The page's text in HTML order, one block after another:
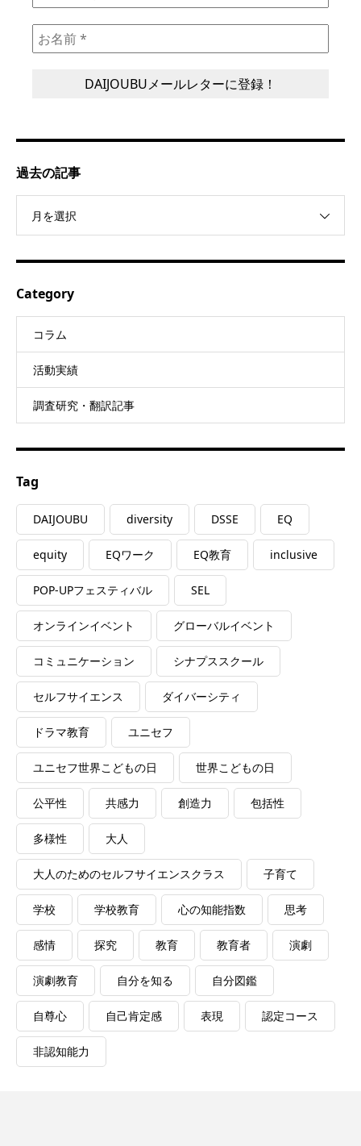
過去の記事
月を選択
Category
コラム
活動実績
調査研究・翻訳記事
Tag
DAIJOUBU diversity DSSE EQ
equity EQワーク EQ教育 inclusive
POP-UPフェスティバル SEL
オンラインイベント グローバルイベント
コミュニケーション シナプススクール
セルフサイエンス ダイバーシティ
ドラマ教育 ユニセフ
ユニセフ世界こどもの日 世界こどもの日
公平性 共感力 創造力 包括性
多様性 大人
大人のためのセルフサイエンスクラス 子育て
学校 学校教育 心の知能指数 思考
感情 探究 教育 教育者 演劇
演劇教育 自分を知る 自分図鑑
自尊心 自己肯定感 表現 認定コース
非認知能力